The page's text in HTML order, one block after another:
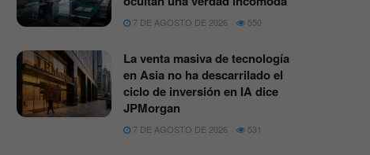
7 DE AGOSTO DE 2026 550
La venta masiva de tecnología
en Asia no ha descarrilado el
ciclo de inversión en IA dice
JPMorgan
7 DE AGOSTO DE 2026 531